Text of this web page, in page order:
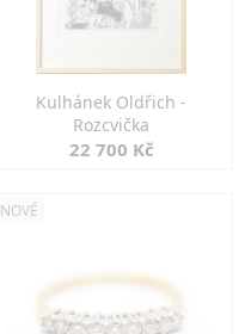
Kulhánek Oldřich -
Rozcvička
22 700 Kč
NOVÉ